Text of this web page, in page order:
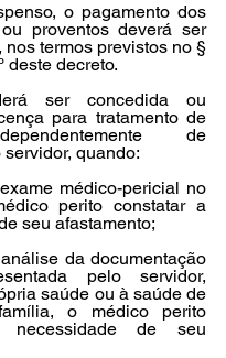
o pagamento dos
proventos deverá ser
nos termos previstos no §
deste decreto.
ser concedida ou
para tratamento de
de
quando:
médico-pericial no
perito constatar a
seu afastamento;
da documentação
pelo servidor,
saúde ou à saúde de
o médico perito
necessidade de seu